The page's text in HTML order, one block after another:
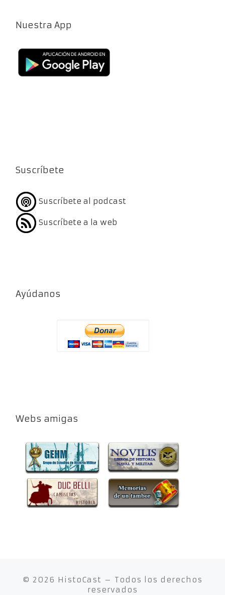
Nuestra App
Suscríbete
Suscríbete al podcast
Suscríbete a la web
Ayúdanos
Webs amigas
© 2026 HistoCast – Todos los derechos
reservados